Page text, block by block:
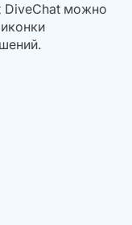
DiveChat можно